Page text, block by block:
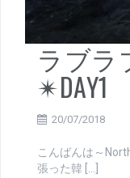
ラブラ
✴DAY1
20/07/2018
こんばんは～
張った韓 […]